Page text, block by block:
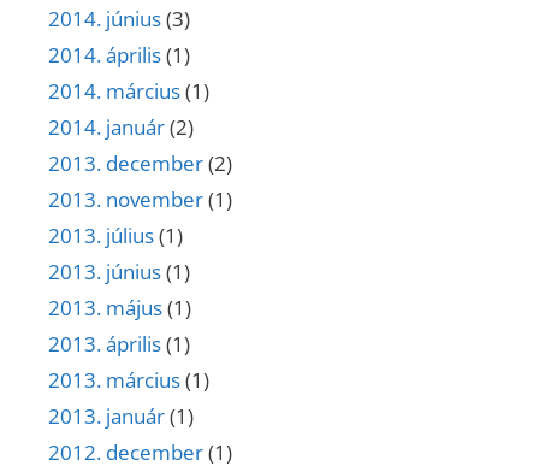
2014. június(3)
2014. április(1)
2014. március(1)
2014. január(2)
2013. december(2)
2013. november(1)
2013. július(1)
2013. június(1)
2013. május(1)
2013. április(1)
2013. március(1)
2013. január(1)
2012. december(1)